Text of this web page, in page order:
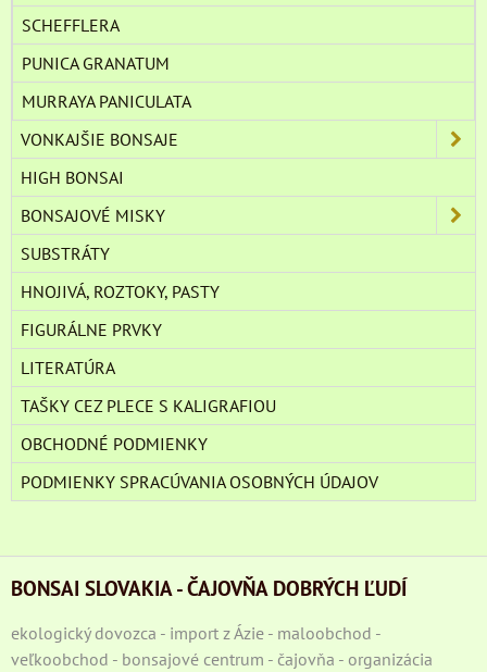
SCHEFFLERA
PUNICA GRANATUM
MURRAYA PANICULATA
VONKAJŠIE BONSAJE
HIGH BONSAI
BONSAJOVÉ MISKY
SUBSTRÁTY
HNOJIVÁ, ROZTOKY, PASTY
FIGURÁLNE PRVKY
LITERATÚRA
TAŠKY CEZ PLECE S KALIGRAFIOU
OBCHODNÉ PODMIENKY
PODMIENKY SPRACÚVANIA OSOBNÝCH ÚDAJOV
BONSAI SLOVAKIA - ČAJOVŇA DOBRÝCH ĽUDÍ
ekologický dovozca - import z Ázie - maloobchod -
veľkoobchod - bonsajové centrum - čajovňa - organizácia